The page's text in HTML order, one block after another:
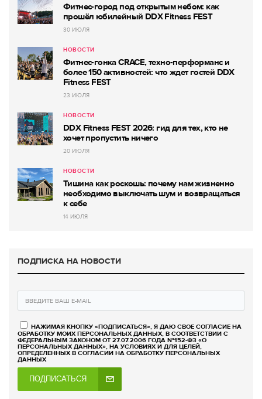
Фитнес-город под открытым небом: как
прошёл юбилейный DDX Fitness FEST
30 ИЮЛЯ
НОВОСТИ
Фитнес-гонка CRACE, техно-перформанс и
более 150 активностей: что ждет гостей DDX
Fitness FEST
23 ИЮЛЯ
НОВОСТИ
DDX Fitness FEST 2026: гид для тех, кто не
хочет пропустить ничего
20 ИЮЛЯ
НОВОСТИ
Тишина как роскошь: почему нам жизненно
необходимо выключать шум и возвращаться
к себе
14 ИЮЛЯ
ПОДПИСКА НА НОВОСТИ
НАЖИМАЯ КНОПКУ «ПОДПИСАТЬСЯ», Я ДАЮ СВОЕ СОГЛАСИЕ НА
ОБРАБОТКУ МОИХ ПЕРСОНАЛЬНЫХ ДАННЫХ, В СООТВЕТСТВИИ С
ФЕДЕРАЛЬНЫМ ЗАКОНОМ ОТ 27.07.2006 ГОДА №152-ФЗ «О
ПЕРСОНАЛЬНЫХ ДАННЫХ», НА УСЛОВИЯХ И ДЛЯ ЦЕЛЕЙ,
ОПРЕДЕЛЕННЫХ В СОГЛАСИИ НА ОБРАБОТКУ ПЕРСОНАЛЬНЫХ
ДАННЫХ
ПОДПИСАТЬСЯ